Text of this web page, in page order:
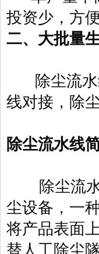
投资少，方
二、大批量
除尘流水
线对接，除
除尘流水线
除尘流水
尘设备，一
将产品表面
替人工除尘